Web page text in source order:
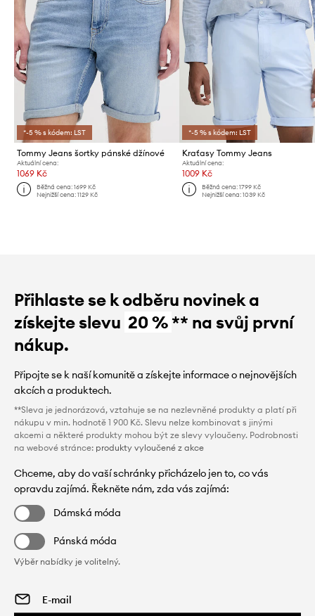
*-5 % s kódem: LST
Tommy Jeans šortky pánské džínové
Aktuální cena:
1069 Kč
Běžná cena:1699 Kč
Nejnižší cena:1129 Kč
*-5 % s kódem: LST
Kraťasy Tommy Jeans
Aktuální cena:
1009 Kč
Běžná cena: 1799 Kč
Nejnižší cena: 1039 Kč
Přihlaste se k odběru novinek a
získejte slevu 20 %** na svůj první
nákup.
Připojte se k naší komunitě a získejte informace o nejnovějších
akcích a produktech.
**Sleva je jednorázová, vztahuje se na nezlevněné produkty a platí při
nákupu v min. hodnotě 1 900 Kč. Slevu nelze kombinovat s jinými
akcemi a některé produkty mohou být ze slevy vyloučeny. Podrobnosti
na webové stránce: produkty vyloučené z akce
Chceme, aby do vaší schránky přicházelo jen to, co vás
opravdu zajímá. Řekněte nám, zda vás zajímá:
Dámská móda
Pánská móda
Výběr nabídky je volitelný.